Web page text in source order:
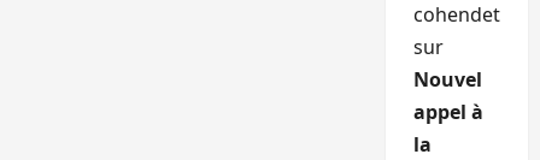
cohendet
sur
Nouvel
appel à
la